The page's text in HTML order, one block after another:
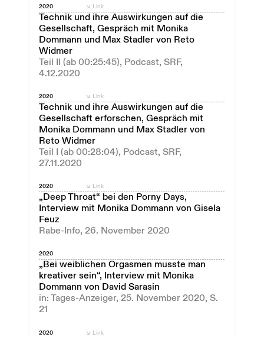
2020
Technik und ihre Auswirkungen auf die
Gesellschaft, Gespräch mit Monika
Dommann und Max Stadler von Reto
Widmer
Teil II (ab 00:25:45), Podcast, SRF,
4.12.2020
Link
2020
Technik und ihre Auswirkungen auf die
Gesellschaft erforschen, Gespräch mit
Monika Dommann und Max Stadler von
Reto Widmer
Teil I (ab 00:28:04), Podcast, SRF,
27.11.2020
Link
2020
„Deep Throat“ bei den Porny Days,
Interview mit Monika Dommann von Gisela
Feuz
Rabe-Info, 26. November 2020
Link
2020
„Bei weiblichen Orgasmen musste man
kreativer sein“, Interview mit Monika
Dommann von David Sarasin
in: Tages-Anzeiger, 25. November 2020, S.
21
2020 Link